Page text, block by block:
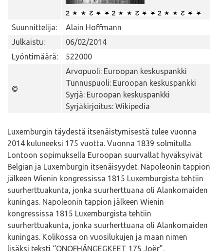
Suunnittelija:
Alain Hoffmann
Julkaistu:
06/02/2014
Lyöntimäärä:
522000
©
Arvopuoli: Euroopan keskuspankki
Tunnuspuoli: Euroopan keskuspankki
Syrjä: Euroopan keskuspankki
Syrjäkirjoitus: Wikipedia
Luxemburgin täydestä itsenäistymisestä tulee vuonna
2014 kuluneeksi 175 vuotta. Vuonna 1839 solmitulla
Lontoon sopimuksella Euroopan suurvallat hyväksyivät
Belgian ja Luxemburgin itsenäisyydet. Napoleonin tappion
jälkeen Wienin kongressissa 1815 Luxemburgista tehtiin
suurherttuakunta, jonka suurherttuana oli Alankomaiden
kuningas. Napoleonin tappion jälkeen Wienin
kongressissa 1815 Luxemburgista tehtiin
suurherttuakunta, jonka suurherttuana oli Alankomaiden
kuningas. Kolikossa on vuosilukujen ja maan nimen
lisäksi teksti “ONOFHÄNGEGKEET 175 Joër”.